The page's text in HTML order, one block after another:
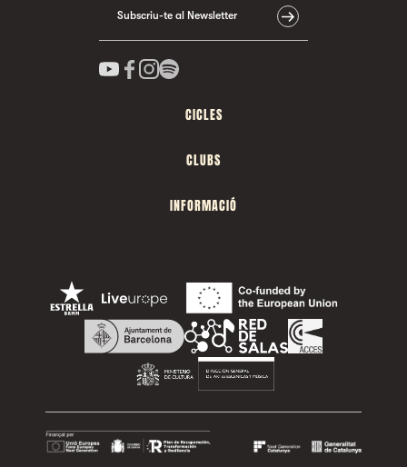
Subscriu-te al Newsletter
CICLES
CLUBS
INFORMACIÓ